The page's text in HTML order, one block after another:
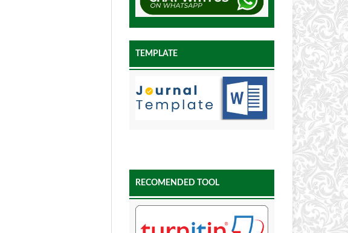
TEMPLATE
RECOMENDED TOOL